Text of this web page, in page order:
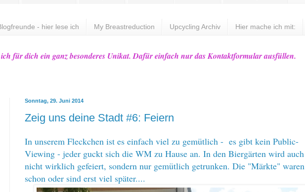
- hier lese ich My Breastreduction Upcycling Archiv Hier mache ich mit:
für dich ein ganz besonderes Unikat. Dafür einfach nur das Kontaktformular ausfüllen.
Sonntag, 29. Juni 2014
Zeig uns deine Stadt #6: Feiern
In unserem Fleckchen ist es einfach viel zu gemütlich - es gibt kein Public-
Viewing - jeder guckt sich die WM zu Hause an. In den Biergärten wird auch
nicht wirklich gefeiert, sondern nur gemütlich getrunken. Die "Märkte" waren
schon oder sind erst viel später....